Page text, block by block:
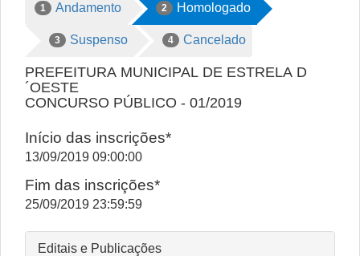
1 Andamento 2 Homologado
3 Suspenso 4 Cancelado
PREFEITURA MUNICIPAL DE ESTRELA D
´OESTE
CONCURSO PÚBLICO - 01/2019
Início das inscrições*
13/09/2019 09:00:00
Fim das inscrições*
25/09/2019 23:59:59
Editais e Publicações